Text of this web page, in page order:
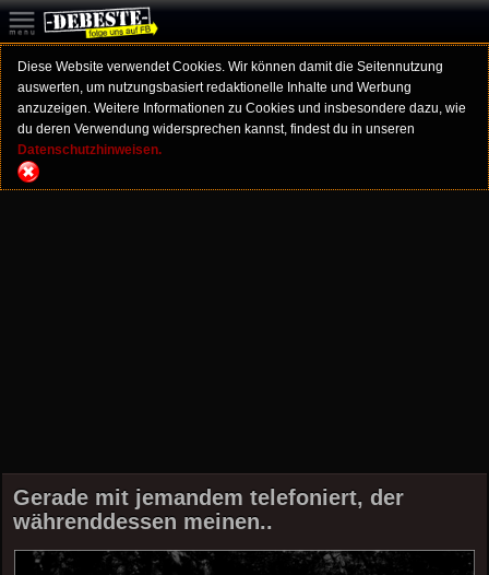
Diese Website verwendet Cookies. Wir können damit die Seitennutzung
auswerten, um nutzungsbasiert redaktionelle Inhalte und Werbung
anzuzeigen. Weitere Informationen zu Cookies und insbesondere dazu, wie
du deren Verwendung widersprechen kannst, findest du in unseren
Datenschutzhinweisen.
Gerade mit jemandem telefoniert, der
währenddessen meinen..